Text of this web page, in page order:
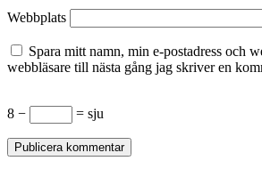
Webbplats
Spara mitt namn, min e-postadress och
webbläsare till nästa gång jag skriver en
8 − = sju